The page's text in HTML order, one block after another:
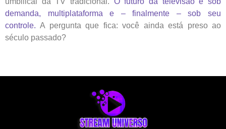
demanda, multiplataforma e – finalmente – sob seu
controle. A pergunta que fica: você ainda está preso ao
século passado?